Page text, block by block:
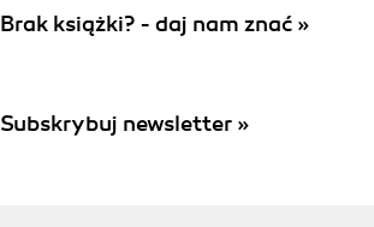
Brak książki? - daj nam znać »
Subskrybuj newsletter »